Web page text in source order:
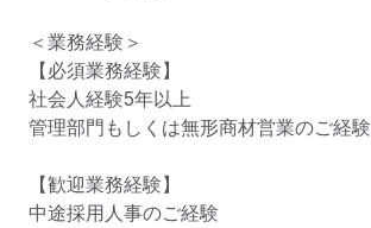
＜業務経験＞
【必須業務経験】
社会人経験5年以上
管理部門もしくは無形商材営業のご経験
【歓迎業務経験】
中途採用人事のご経験